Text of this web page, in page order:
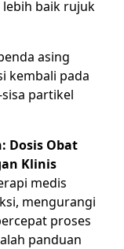
baik rujuk
asing
kembali pada
partikel
Dosis Obat
Klinis
medis
mengurangi
proses
panduan